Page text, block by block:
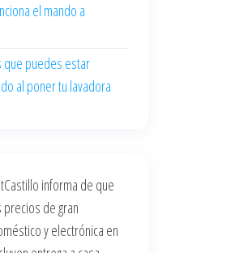
el mando a
puedes estar
al poner tu lavadora
informa de que
de gran
y electrónica en